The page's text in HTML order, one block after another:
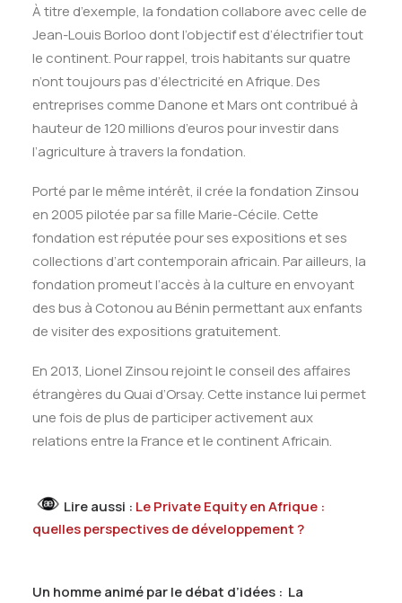
À titre d’exemple, la fondation collabore avec celle de
Jean-Louis Borloo dont l’objectif est d’électrifier tout
le continent. Pour rappel, trois habitants sur quatre
n’ont toujours pas d’électricité en Afrique. Des
entreprises comme Danone et Mars ont contribué à
hauteur de 120 millions d’euros pour investir dans
l’agriculture à travers la fondation.
Porté par le même intérêt, il crée la fondation Zinsou
en 2005 pilotée par sa fille Marie-Cécile. Cette
fondation est réputée pour ses expositions et ses
collections d’art contemporain africain. Par ailleurs, la
fondation promeut l’accès à la culture en envoyant
des bus à Cotonou au Bénin permettant aux enfants
de visiter des expositions gratuitement.
En 2013, Lionel Zinsou rejoint le conseil des affaires
étrangères du Quai d’Orsay. Cette instance lui permet
une fois de plus de participer activement aux
relations entre la France et le continent Africain.
Lire aussi : Le Private Equity en Afrique :
quelles perspectives de développement ?
Un homme animé par le débat d’idées : La